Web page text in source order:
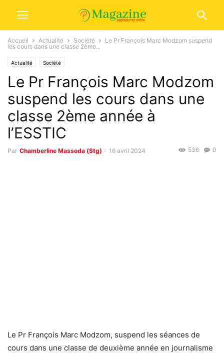
Accueil Actualité Société
Le Pr François Marc Modzom suspend
les cours dans une classe 2ème...
Actualité Société
Le Pr François Marc Modzom
suspend les cours dans une
classe 2ème année à
l’ESSTIC
Par Chamberline Massoda (Stg) - 16 avril 2024 0
536
Le Pr François Marc Modzom, suspend les séances de
cours dans une classe de deuxième année en journalisme